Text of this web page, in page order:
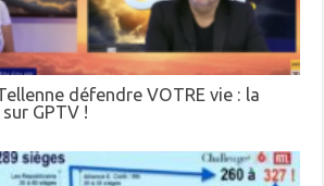
défendre VOTRE vie : la
GPTV !